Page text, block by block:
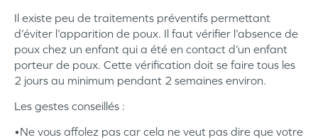
Il existe peu de traitements préventifs permettant
d’éviter l’apparition de poux. Il faut vérifier l’absence de
poux chez un enfant qui a été en contact d’un enfant
porteur de poux. Cette vérification doit se faire tous les
2 jours au minimum pendant 2 semaines environ.
Les gestes conseillés :
•Ne vous affolez pas car cela ne veut pas dire que votre